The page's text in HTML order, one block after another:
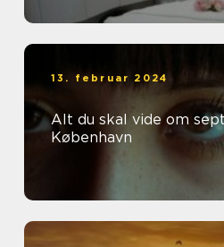
13. februar 2024
Alt du skal vide om
København